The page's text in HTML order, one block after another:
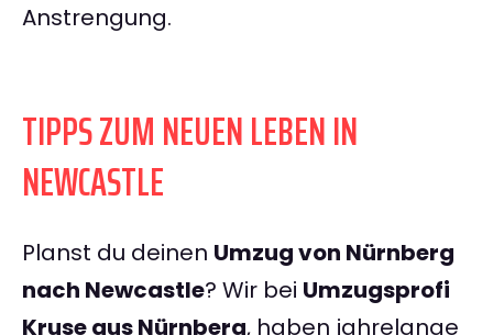
Anstrengung.
TIPPS ZUM NEUEN LEBEN IN
NEWCASTLE
Planst du deinen Umzug von Nürnberg
nach Newcastle? Wir bei Umzugsprofi
Kruse aus Nürnberg, haben jahrelange